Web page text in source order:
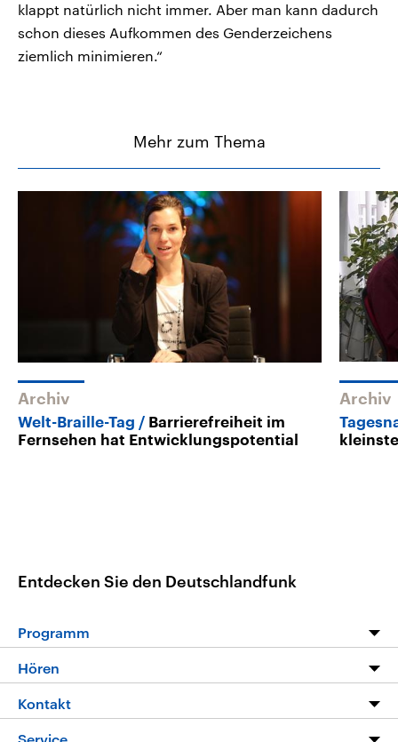
klappt natürlich nicht immer. Aber man kann dadurch
schon dieses Aufkommen des Genderzeichens
ziemlich minimieren.“
Mehr zum Thema
Archiv
Welt-Braille-Tag
Barrierefreiheit im
Fernsehen hat Entwicklungspotential
Archiv
Entdecken Sie den Deutschlandfunk
Programm
Programm
Die Nachrichten
Hören
Livestream
Kontakt
Hörerservice